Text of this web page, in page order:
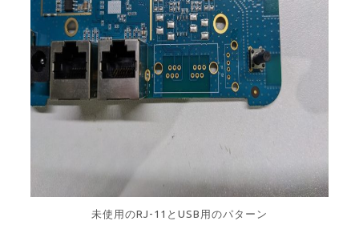
未使用のRJ-11とUSB用のパターン